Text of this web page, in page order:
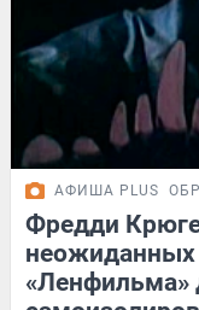
АФИША PLUS
Фредди
неожиданных
«Ленфильма»